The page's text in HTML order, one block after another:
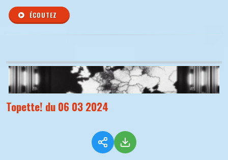
ÉCOUTEZ
Topette! du 06 03 2024